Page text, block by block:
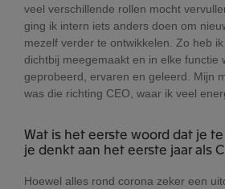
veel verschillende rollen mocht
ging ik intern iets anders doen om
mezelf verder te ontwikkelen. Zo heb
dichtbij meegemaakt en in elke functie
geprobeerd, ervaren en geleerd. Mijn
was die richting CEO, waar ik veel
Wat is het eerste woord dat je
je denkt aan het eerste jaar als
Hoewel alles rond corona zeker een